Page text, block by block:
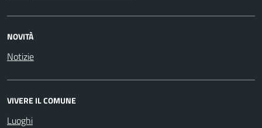
NOVITÀ
Notizie
VIVERE IL COMUNE
Luoghi